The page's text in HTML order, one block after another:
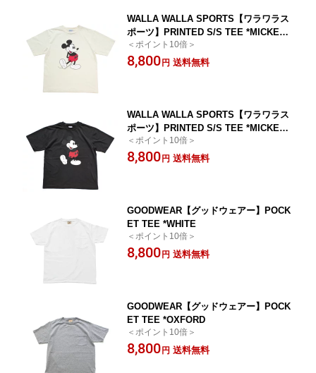
WALLA WALLA SPORTS【ワラワラス
ポーツ】PRINTED S/S TEE *MICKEY
MOUSE/IVORY
＜ポイント10倍＞
8,800円 送料無料
WALLA WALLA SPORTS【ワラワラス
ポーツ】PRINTED S/S TEE *MICKEY
MOUSE/USED BLACK
＜ポイント10倍＞
8,800円 送料無料
GOODWEAR【グッドウェアー】POCK
ET TEE *WHITE
＜ポイント10倍＞
8,800円 送料無料
GOODWEAR【グッドウェアー】POCK
ET TEE *OXFORD
＜ポイント10倍＞
8,800円 送料無料